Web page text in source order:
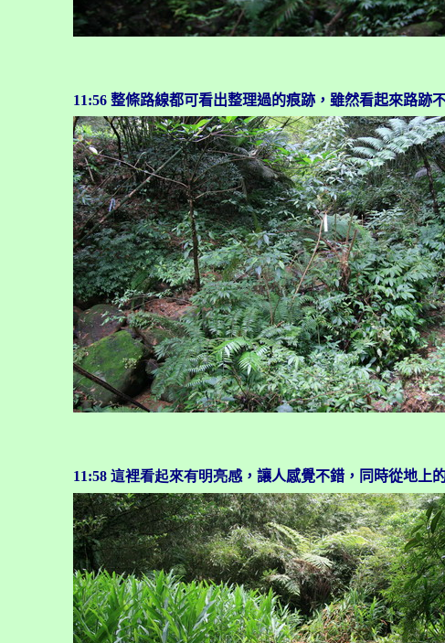
11:56 整條路線都可看出整理過的痕跡，雖然看起來路跡
11:58 這裡看起來有明亮感 ，讓人感覺不錯，同時從地上